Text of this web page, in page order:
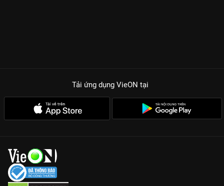
Tải ứng dụng VieON tại